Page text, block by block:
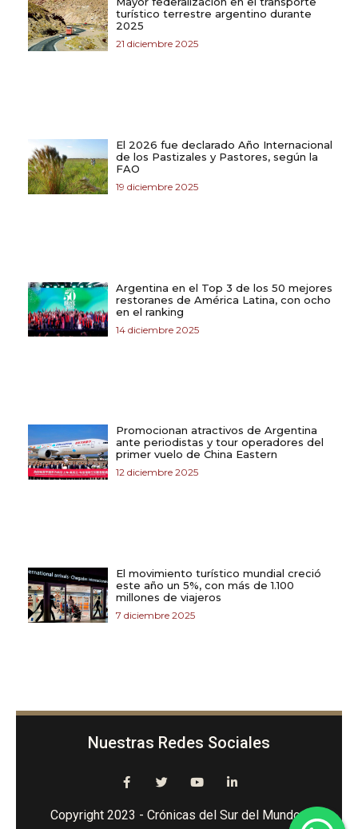
turístico terrestre argentino durante
2025
21 diciembre 2025
El 2026 fue declarado Año Internacional
de los Pastizales y Pastores, según la
FAO
19 diciembre 2025
Argentina en el Top 3 de los 50 mejores
restoranes de América Latina, con ocho
en el ranking
14 diciembre 2025
Promocionan atractivos de Argentina
ante periodistas y tour operadores del
primer vuelo de China Eastern
12 diciembre 2025
El movimiento turístico mundial creció
este año un 5%, con más de 1.100
millones de viajeros
7 diciembre 2025
Nuestras Redes Sociales
Copyright 2023 - Crónicas del Sur del Mundo -